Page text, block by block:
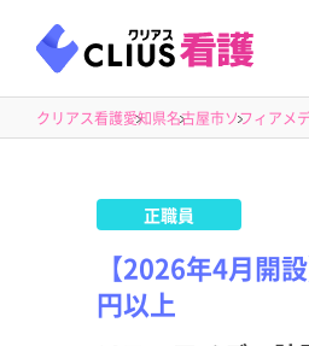
クリアス看護愛知県名古屋市ソフィアメ
正職員
【2026年4月開
円以上